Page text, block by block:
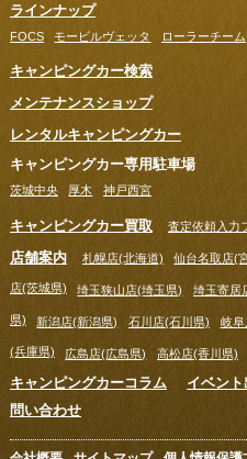
ラインナップ
FOCS モービルヴェッタ ローラーチーム
キャンピングカー検索
メンテナンスショップ
レンタルキャンピングカー
キャンピングカー専用駐車場
茨城中央 厚木 神戸西宮
キャンピングカー買取 査定依頼入力
店舗案内 札幌店(北海道) 仙台名取店(
店(茨城県) 埼玉狭山店(埼玉県) 埼玉寄居
県) 新潟店(新潟県) 石川店(石川県) 岐阜
(兵庫県) 広島店(広島県) 高松店(香川県)
キャンピングカーコラム イベン
問い合わせ